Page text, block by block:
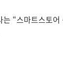
“스마트스토